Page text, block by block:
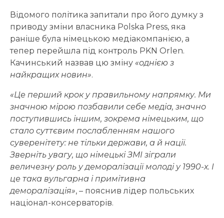
Відомого політика запитали про його думку з
приводу зміни власника Polska Press, яка
раніше була німецькою медіакомпанією, а
тепер перейшла під контроль PKN Orlen.
Качинський назвав цю зміну «однією з
найкращих новин».
«Це перший крок у правильному напрямку. Ми
значною мірою позбавили себе медіа, значно
поступившись іншим, зокрема німецьким, що
стало суттєвим послабленням нашого
суверенітету: не тільки держави, а й нації.
Зверніть увагу, що німецькі ЗМІ зіграли
величезну роль у деморалізації молоді у 1990-х. І
це така вульгарна і примітивна
деморалізація», – пояснив лідер польських
націонал-консерваторів.